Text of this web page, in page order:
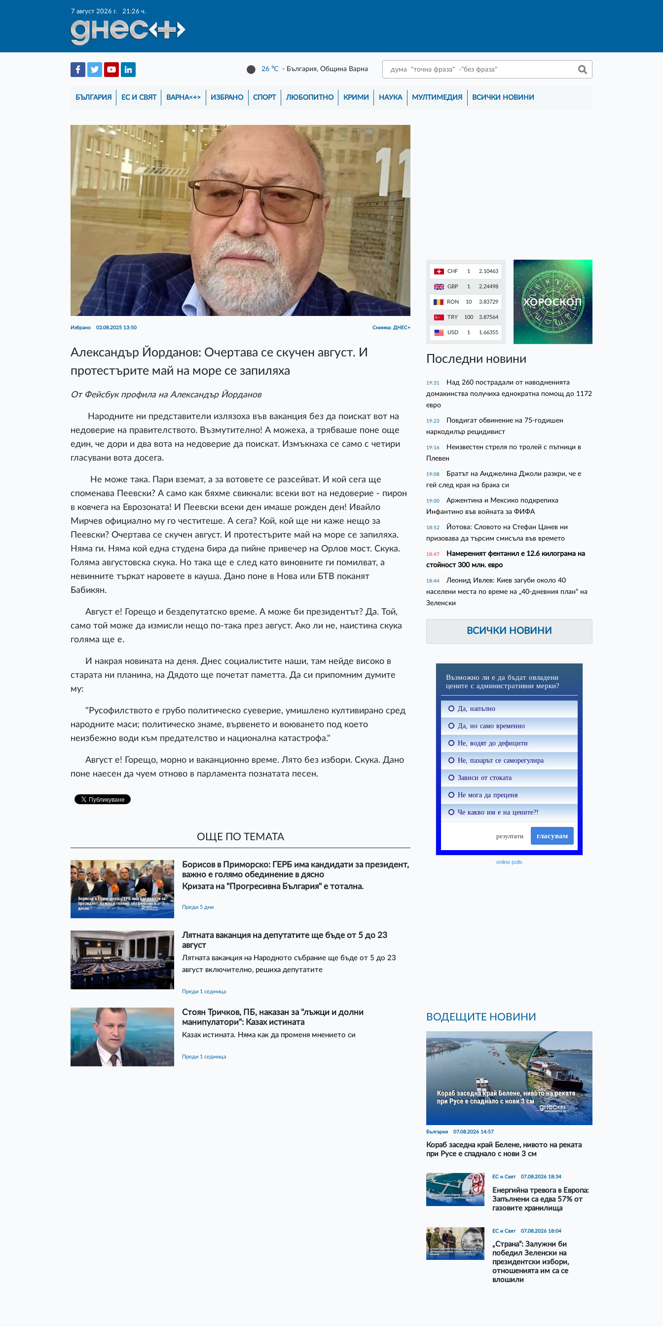
7 август 2026 г. 21:26 ч.
26 ℃ - България, Община Варна
БЪЛГАРИЯ ЕС И СВЯТ ВАРНА<+> ИЗБРАНО СПОРТ ЛЮБОПИТНО КРИМИ НАУКА МУЛТИМЕДИЯ ВСИЧКИ НОВИНИ
Избрано 02.08.2025 13:50 Снимка: ДНЕС+
Александър Йорданов: Очертава се скучен август. И
протестърите май на море се запиляха
От Фейсбук профила на Александър Йорданов
Народните ни представители излязоха във ваканция без да поискат вот на
недоверие на правителството. Възмутително! А можеха, а трябваше поне още
един, че дори и два вота на недоверие да поискат. Измъкнаха се само с четири
гласувани вота досега.
Не може така. Пари вземат, а за вотовете се разсейват. И кой сега ще
споменава Пеевски? А само как бяхме свикнали: всеки вот на недоверие - пирон
в ковчега на Еврозоната! И Пеевски всеки ден имаше рожден ден! Ивайло
Мирчев официално му го честитеше. А сега? Кой, кой ще ни каже нещо за
Пеевски? Очертава се скучен август. И протестърите май на море се запиляха.
Няма ги. Няма кой една студена бира да пийне привечер на Орлов мост. Скука.
Голяма августовска скука. Но така ще е след като виновните ги помилват, а
невинните търкат наровете в кауша. Дано поне в Нова или БТВ поканят
Бабикян.
Август е! Горещо и бездепутатско време. А може би президентът? Да. Той,
само той може да измисли нещо по-така през август. Ако ли не, наистина скука
голяма ще е.
И накрая новината на деня. Днес социалистите наши, там нейде високо в
старата ни планина, на Дядото ще почетат паметта. Да си припомним думите
му:
"Русофилството е грубо политическо суеверие, умишлено култивирано сред
народните маси; политическо знаме, вървенето и воюването под което
неизбежно води към предателство и национална катастрофа."
Август е! Горещо, морно и ваканционно време. Лято без избори. Скука. Дано
поне наесен да чуем отново в парламента познатата песен.
ОЩЕ ПО ТЕМАТА
Борисов в Приморско: ГЕРБ има кандидати за президент,
важно е голямо обединение в дясно
Кризата на "Прогресивна България" е тотална.
преди 5 дни
Лятната ваканция на депутатите ще бъде от 5 до 23
август
Лятната ваканция на Народното събрание ще бъде от 5 до 23
август включително, решиха депутатите
преди 1 седмица
Стоян Тричков, ПБ, наказан за "лъжци и долни
манипулатори": Казах истината
Казах истината. Няма как да променя мнението си
преди 1 седмица
CHF 1 2.10463
GBP 1 2.24498
RON 10 3.83729
TRY 100 3.87564
USD 1 1.66355
ХОРОСКОП
Последни новини
19:31
Над 260 пострадали от наводненията
домакинства получиха еднократна помощ до 1172
евро
19:23
Повдигат обвинение на 75-годишен
наркодилър рецидивист
19:16
Неизвестен стреля по тролей с пътници в
Плевен
19:08
Братът на Анджелина Джоли разкри, че е
гей след края на брака си
19:00
Аржентина и Мексико подкрепиха
Инфантино във войната за ФИФА
18:52
Йотова: Словото на Стефан Цанев ни
призовава да търсим смисъла във времето
18:47
Намереният фентанил е 12.6 килограма на
стойност 300 млн. евро
18:44
Леонид Ивлев: Киев загуби около 40
населени места по време на „40-дневния план“ на
Зеленски
ВСИЧКИ НОВИНИ
online polls
ВОДЕЩИТЕ НОВИНИ
България 07.08.2026 14:57
Кораб заседна край Белене, нивото на реката
при Русе е спаднало с нови 3 см
ЕС и Свят 07.08.2026 18:34
Енергийна тревога в Европа:
Запълнени са едва 57% от
газовите хранилища
ЕС и Свят 07.08.2026 18:04
„Страна“: Залужни би
победил Зеленски на
президентски избори,
отношенията им са се
влошили